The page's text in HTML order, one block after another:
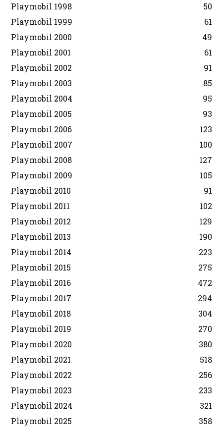
Playmobil 1998
50
Playmobil 1999
61
Playmobil 2000
49
Playmobil 2001
61
Playmobil 2002
91
Playmobil 2003
85
Playmobil 2004
95
Playmobil 2005
93
Playmobil 2006
123
Playmobil 2007
100
Playmobil 2008
127
Playmobil 2009
105
Playmobil 2010
91
Playmobil 2011
102
Playmobil 2012
129
Playmobil 2013
190
Playmobil 2014
223
Playmobil 2015
275
Playmobil 2016
472
Playmobil 2017
294
Playmobil 2018
304
Playmobil 2019
270
Playmobil 2020
380
Playmobil 2021
518
Playmobil 2022
256
Playmobil 2023
233
Playmobil 2024
321
Playmobil 2025
358